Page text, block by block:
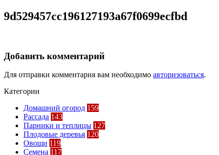
9d529457cc196127193a67f0699ecfbd
Добавить комментарий
Для отправки комментария вам необходимо авторизоваться.
Категории
Домашний огород 159
Рассада 143
Парники и теплицы 127
Плодовые деревья 120
Овощи 119
Семена 117